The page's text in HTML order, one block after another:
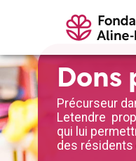
Dons
Précurseur
Letendre
qui lui
des résidents